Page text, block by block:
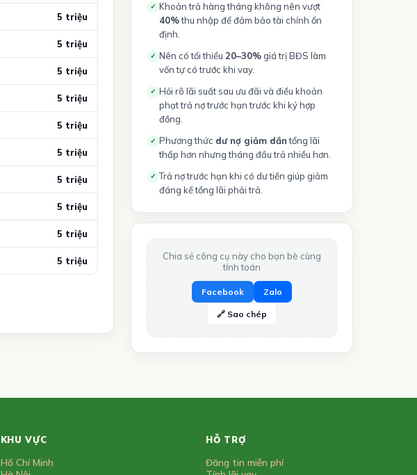
5 triệu
5 triệu
5 triệu
5 triệu
5 triệu
5 triệu
5 triệu
5 triệu
5 triệu
5 triệu
✓ Khoản trả hàng tháng không nên vượt
40%thu nhập để đảm bảo tài chính ổn
định.
✓ Nên có tối thiểu 20–30% giá trị BĐS làm
vốn tự có trước khi vay.
✓ Hỏi rõ lãi suất sau ưu đãi và điều khoản
phạt trả nợ trước hạn trước khi ký hợp
đồng.
✓ Phương thức dư nợ giảm dầntổng lãi
thấp hơn nhưng tháng đầu trả nhiều hơn.
✓ Trả nợ trước hạn khi có dư tiền giúp giảm
đáng kể tổng lãi phải trả.
Chia sẻ công cụ này cho bạn bè cùng
tính toán
Facebook Zalo
🔗 Sao chép
KHU VỰC
Hồ Chí Minh
HỖ TRỢ
Đăng tin miễn phí